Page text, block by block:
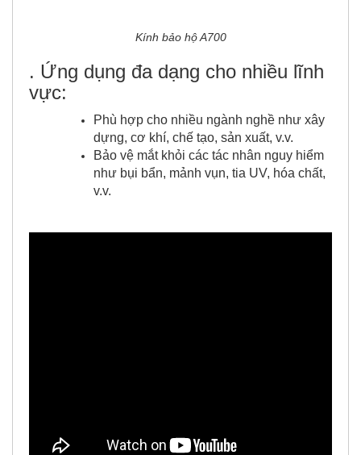
Kính bảo hộ A700
. Ứng dụng đa dạng cho nhiều lĩnh
vực:
Phù hợp cho nhiều ngành nghề như xây
dựng, cơ khí, chế tạo, sản xuất, v.v.
Bảo vệ mắt khỏi các tác nhân nguy hiểm
như bụi bẩn, mảnh vụn, tia UV, hóa chất,
v.v.